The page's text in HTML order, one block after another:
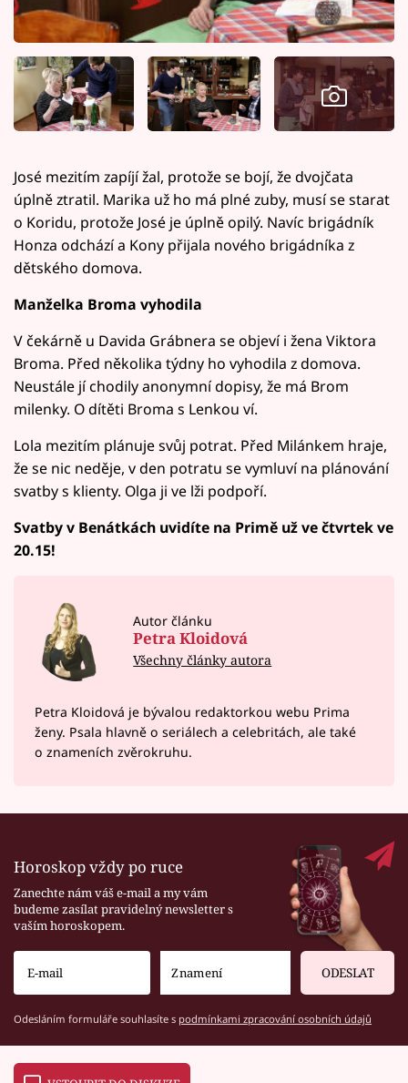
José mezitím zapíjí žal, protože se bojí, že dvojčata
úplně ztratil. Marika už ho má plné zuby, musí se starat
o Koridu, protože José je úplně opilý. Navíc brigádník
Honza odchází a Kony přijala nového brigádníka z
dětského domova.
Manželka Broma vyhodila
V čekárně u Davida Grábnera se objeví i žena Viktora
Broma. Před několika týdny ho vyhodila z domova.
Neustále jí chodily anonymní dopisy, že má Brom
milenky. O dítěti Broma s Lenkou ví.
Lola mezitím plánuje svůj potrat. Před Milánkem hraje,
že se nic neděje, v den potratu se vymluví na plánování
svatby s klienty. Olga ji ve lži podpoří.
Svatby v Benátkách uvidíte na Primě už ve čtvrtek ve
20.15!
Autor článku
Petra Kloidová
Všechny články autora
Petra Kloidová je bývalou redaktorkou webu Prima
ženy. Psala hlavně o seriálech a celebritách, ale také
o znameních zvěrokruhu.
Horoskop vždy po ruce
Zanechte nám váš e-mail a my vám
budeme zasílat pravidelný newsletter s
vaším horoskopem.
ODESLAT
Odesláním formuláře souhlasíte s podmínkami zpracování osobních údajů